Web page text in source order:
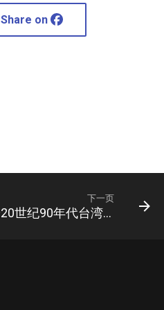
Share on
下一页
2011年罗显勇_论20世纪90年代台湾小说中的酷儿书写现代性